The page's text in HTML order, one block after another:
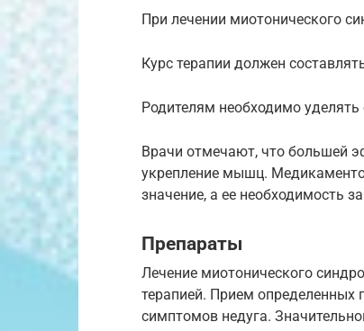
При лечении миотонического
Курс терапии должен
Родителям необходимо
Врачи отмечают, что большей
укрепление мышц.
значение, а ее необходимость
Препараты
Лечение миотонического
терапией. Прием определенных
симптомов недуга.